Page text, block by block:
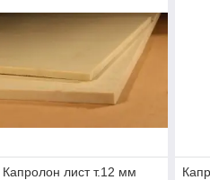
Капролон лист т.12 мм